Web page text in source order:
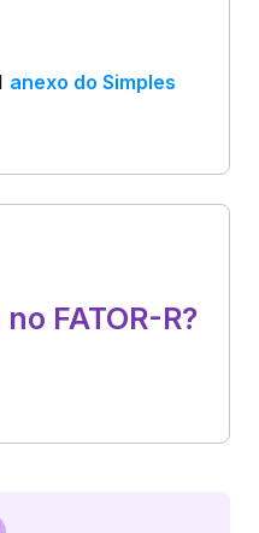
anexo do Simples
FATOR-R?